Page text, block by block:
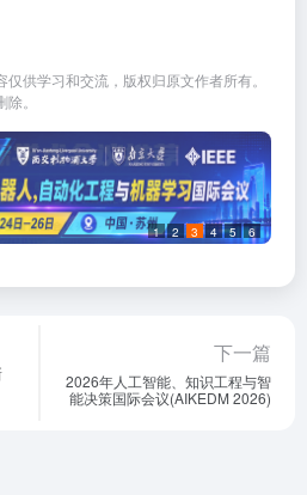
供学习和交流，版权归原文作者所有。
。
1 2 3 4 5 6
下一篇
2026年人工智能、知识工程与智
能决策国际会议(AIKEDM 2026)